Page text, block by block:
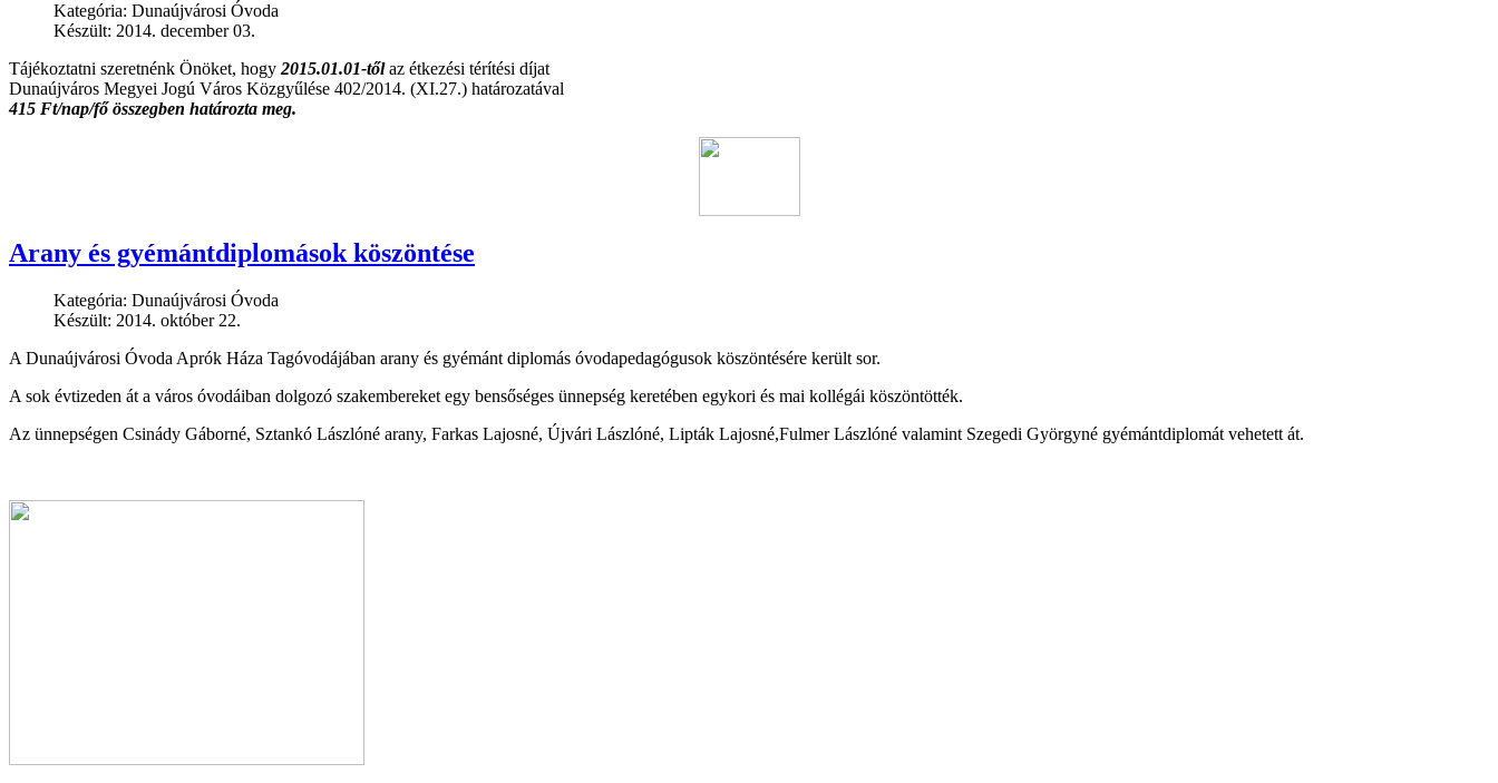
Kategória: Dunaújvárosi Óvoda
Készült: 2014. december 03.
Tájékoztatni szeretnénk Önöket, hogy 2015.01.01-tőlaz étkezési térítési díjat
Dunaújváros Megyei Jogú Város Közgyűlése 402/2014. (XI.27.) határozatával
415 Ft/nap/fő összegben határozta meg.
Arany és gyémántdiplomások köszöntése
Kategória: Dunaújvárosi Óvoda
Készült: 2014. október 22.
A Dunaújvárosi Óvoda Aprók Háza Tagóvodájában arany és gyémánt diplomás óvodapedagógusok köszöntésére került sor.
A sok évtizeden át a város óvodáiban dolgozó szakembereket egy bensőséges ünnepség keretében egykori és mai kollégái köszöntötték.
Az ünnepségen Csinády Gáborné, Sztankó Lászlóné arany, Farkas Lajosné, Újvári Lászlóné, Lipták Lajosné,Fulmer Lászlóné valamint Szegedi Györgyné gyémántdiplomát vehetett át.